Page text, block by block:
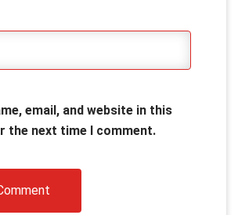
email, and website in this
the next time I comment.